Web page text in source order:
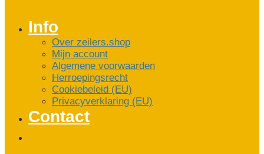
Info
Over zeilers.shop
Mijn account
Algemene voorwaarden
Herroepingsrecht
Cookiebeleid (EU)
Privacyverklaring (EU)
Contact